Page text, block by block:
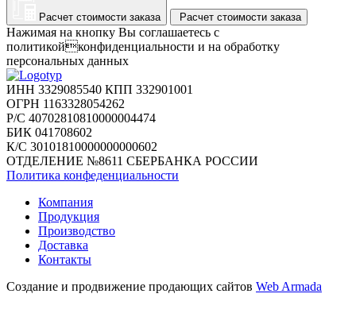
Расчет стоимости заказа Расчет стоимости заказа
Нажимая на кнопку Вы соглашаетесь с
политикойконфиденциальности и на обработку
персональных данных
ИНН 3329085540 КПП 332901001
ОГРН 1163328054262
Р/С 40702810810000004474
БИК 041708602
К/С 30101810000000000602
ОТДЕЛЕНИЕ №8611 СБЕРБАНКА РОССИИ
Политика конфеденциальности
Компания
Продукция
Производство
Доставка
Контакты
Создание и продвижение продающих сайтов Web Armada